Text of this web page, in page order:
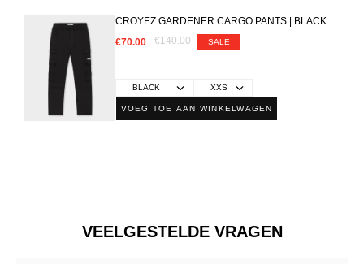
CROYEZ GARDENER CARGO PANTS | BLACK
€70.00
€140.00 SALE
VOEG TOE AAN WINKELWAGEN
VEELGESTELDE VRAGEN